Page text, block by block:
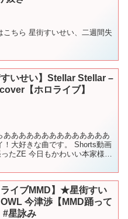
ちら 星街すいせい、二週間失
すいせい】Stellar Stellar –
【ホロライブ】
あああああああああああああ
！大好きな曲です。 Shorts動画
たZE 今日もかわいい本家様
ライブMMD】★星街すい
今津渉【MMD踊って
#星詠み